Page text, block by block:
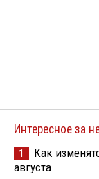
Интересное за
1
Как
августа